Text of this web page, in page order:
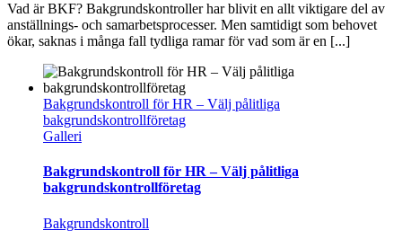
Vad är BKF? Bakgrundskontroller har blivit en allt viktigare del av
anställnings- och samarbetsprocesser. Men samtidigt som behovet
ökar, saknas i många fall tydliga ramar för vad som är en [...]
Bakgrundskontroll för HR – Välj pålitliga
bakgrundskontrollföretag
Galleri
Bakgrundskontroll för HR – Välj pålitliga
bakgrundskontrollföretag
Bakgrundskontroll